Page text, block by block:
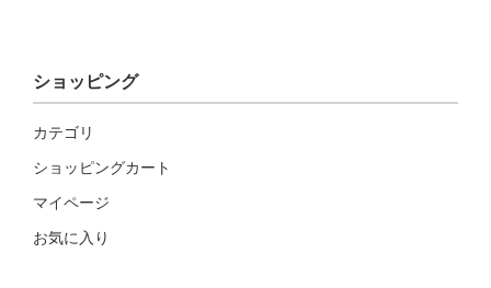
ショッピング
カテゴリ
ショッピングカート
マイページ
お気に入り